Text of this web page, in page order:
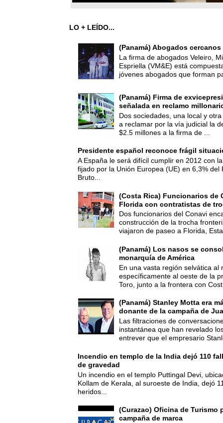
LO + LEÍDO...
(Panamá) Abogados
La firma de abogados Veleiro,
Espriella (VM&E) está
jóvenes abogados que forman
(Panamá) Firma de
señalada en reclamo
Dos sociedades, una local y
a reclamar por la vía judicial la
$2.5 millones a la firma de ...
Presidente español reconoce frágil
A España le será difícil cumplir en 2012 con
fijado por la Unión Europea (UE) en 6,3% del
Bruto...
(Costa Rica) Funcionarios de
Florida con contratistas de
Dos funcionarios del Conavi
construcción de la trocha
viajaron de paseo a Florida,
(Panamá) Los nasos se
monarquía de América
En una vasta región selvática al
específicamente al oeste de la
Toro, junto a la frontera con
(Panamá) Stanley Motta era
donante de la campaña de
Las filtraciones de
instantánea que han revelado
entrever que el empresario
Incendio en templo de la India dejó 110
de gravedad
Un incendio en el templo Puttingal Devi,
Kollam de Kerala, al suroeste de India, dejó
heridos...
(Curazao) Oficina de Turismo
campaña de marca